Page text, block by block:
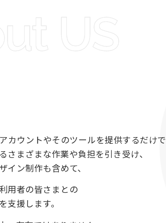
カウントやそのツールを提供するだけで
さまざまな作業や負担を引き受け、
イン制作も含めて、
用者の皆さまとの
支援します。